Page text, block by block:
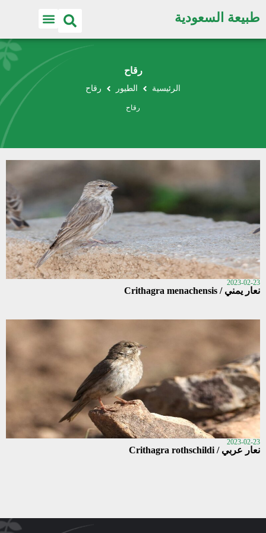
طبيعة السعودية
رقاح
الرئيسية الطيور رقاح
رقاح
2023-02-23
نعار يمني / Crithagra menachensis
2023-02-23
نعار عربي / Crithagra rothschildi